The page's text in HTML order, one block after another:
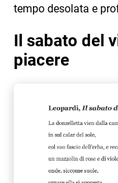
tempo desolata e
Il sabato del
piacere